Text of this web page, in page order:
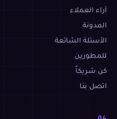
آراء العملاء
المدونة
الأسئلة الشائعة
للمطورين
كن شريكاً
اتصل بنا